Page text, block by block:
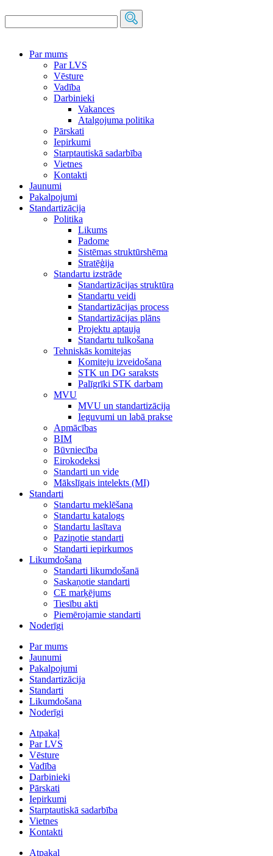
Par mums
Par LVS
Vēsture
Vadība
Darbinieki
Vakances
Atalgojuma politika
Pārskati
Iepirkumi
Starptautiskā sadarbība
Vietnes
Kontakti
Jaunumi
Pakalpojumi
Standartizācija
Politika
Likums
Padome
Sistēmas struktūrshēma
Stratēģija
Standartu izstrāde
Standartizācijas struktūra
Standartu veidi
Standartizācijas process
Standartizācijas plāns
Projektu aptauja
Standartu tulkošana
Tehniskās komitejas
Komiteju izveidošana
STK un DG saraksts
Palīgrīki STK darbam
MVU
MVU un standartizācija
Ieguvumi un labā prakse
Apmācības
BIM
Būvniecība
Eirokodeksi
Standarti un vide
Mākslīgais intelekts (MI)
Standarti
Standartu meklēšana
Standartu katalogs
Standartu lasītava
Paziņotie standarti
Standarti iepirkumos
Likumdošana
Standarti likumdošanā
Saskaņotie standarti
CE marķējums
Tiesību akti
Piemērojamie standarti
Noderīgi
Par mums
Jaunumi
Pakalpojumi
Standartizācija
Standarti
Likumdošana
Noderīgi
Atpakaļ
Par LVS
Vēsture
Vadība
Darbinieki
Pārskati
Iepirkumi
Starptautiskā sadarbība
Vietnes
Kontakti
Atpakaļ